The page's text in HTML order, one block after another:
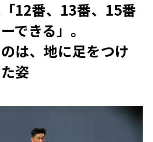
12番、13番、15番
できる」。
は、地に足をつけ
姿